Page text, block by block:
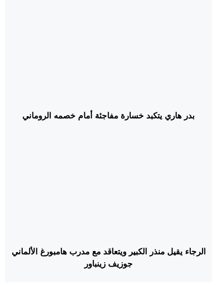
بدر هاري يتكبد خسارة مفاجئة أمام خصمه الروماني
الرجاء يقيل منذر الكبير ويتعاقد مع مدرب هامبورغ الألماني
جوزيف زينباور